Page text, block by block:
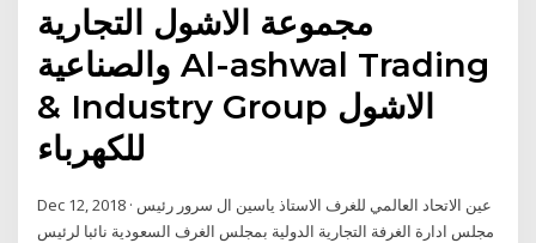
مجموعة الاشول التجارية
والصناعية Al-ashwal Trading
& Industry Group الاشول
للكهرباء
Dec 12, 2018 · عين الاتحاد العالمي للغرف الاستاذ ياسين ال سرور رئيس
مجلس ادارة الغرفة التجارية الدولية بمجلس الغرف السعودية نائبا لرئيس